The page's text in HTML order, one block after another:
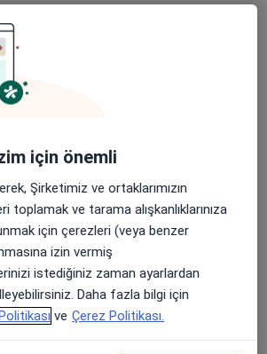
Tomografi
Kemoterapi (Hipek)
Kanser Deteksiyonu
için önemli
Şirketimiz ve ortaklarımızın
toplamak ve tarama alışkanlıklarınıza
için çerezleri (veya benzer
izin vermiş
istediğiniz zaman ayarlardan
Daha fazla bilgi için
ve Çerez Politikası.